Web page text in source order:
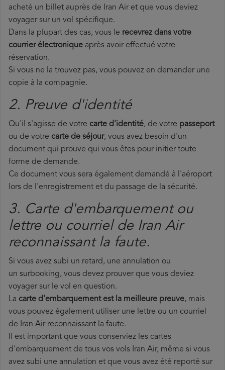
acheté un billet auprès de Iran Air et que vous deviez
voyager sur un vol spécifique.
Dans la plupart des cas, vous le recevrez dans votre
courrier électronique après avoir effectué votre
réservation.
Si vous ne la trouvez pas, vous pouvez en demander une
copie à la compagnie.
2. Preuve d'identité
Qu'il s'agisse de votre carte d'identité, de votre passeport
ou de votre carte de séjour, vous avez besoin d'un
document qui prouve qui vous êtes pour initier toute
forme de demande.
Ce document vous sera également demandé à l'aéroport
lors de l'enregistrement et du passage de la sécurité.
3. Carte d'embarquement ou
lettre ou courriel de Iran Air
reconnaissant la faute.
Si vous avez subi un retard, une annulation ou
un surbooking, vous devez prouver que vous deviez
voyager sur le vol en question.
La carte d'embarquement est la meilleure preuve, mais
vous pouvez également utiliser une lettre ou un courriel
de Iran Air reconnaissant la faute.
Il est important que vous conserviez les cartes
d'embarquement de tous vos vols Iran Air, même si vous
avez subi une annulation et que vous avez été reporté sur